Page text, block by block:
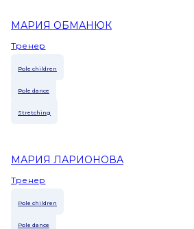
МАРИЯ ОБМАНЮК
Тренер
Pole children
Pole dance
Stretching
МАРИЯ ЛАРИОНОВА
Тренер
Pole children
Pole dance